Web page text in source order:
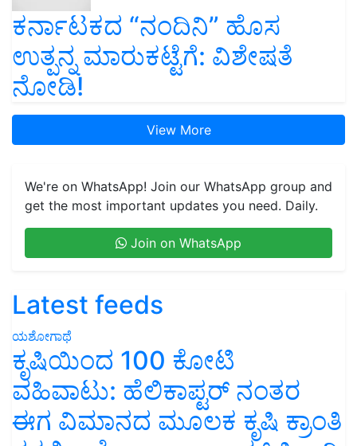
ಕರ್ನಾಟಕದ “ನಂದಿನಿ” ಹೊಸ
ಉತ್ಪನ್ನ ಮಾರುಕಟ್ಟೆಗೆ: ವಿಶೇಷತೆ
ನೋಡಿ!
View More
We're on WhatsApp! Join our WhatsApp group and
get the most important updates you need. Daily.
Join on WhatsApp
Latest feeds
ಯಶೋಗಾಥೆ
ಕೃಷಿಯಿಂದ 100 ಕೋಟಿ
ವಹಿವಾಟು: ಹೆಲಿಕಾಪ್ಟರ್ ನಂತರ
ಈಗ ವಿಮಾನದ ಮೂಲಕ ಕೃಷಿ ಕ್ರಾಂತಿ